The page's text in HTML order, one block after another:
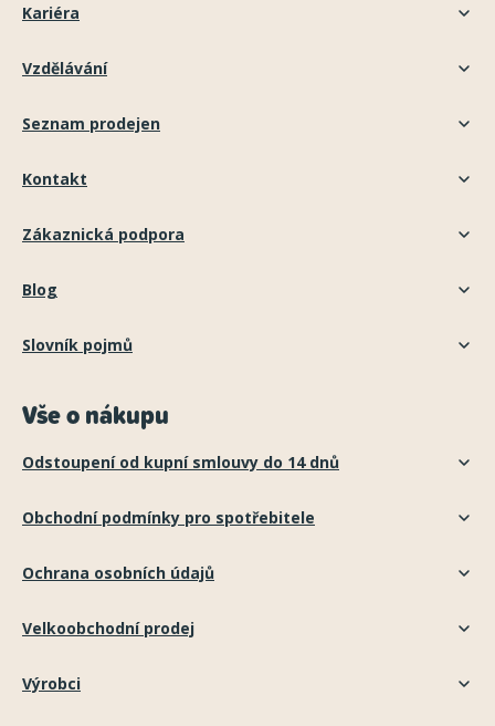
Kariéra
Vzdělávání
Seznam prodejen
Kontakt
Zákaznická podpora
Blog
Slovník pojmů
Vše o nákupu
Odstoupení od kupní smlouvy do 14 dnů
Obchodní podmínky pro spotřebitele
Ochrana osobních údajů
Velkoobchodní prodej
Výrobci